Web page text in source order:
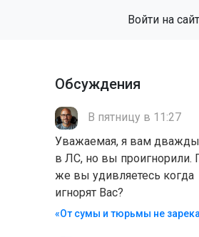
Войти на сайт
Обсуждения
В пятницу в 11:27
Уважаемая, я вам
в ЛС, но вы проигнорили.
же вы удивляетесь когда
игнорят Вас?
«От сумы и тюрьмы не